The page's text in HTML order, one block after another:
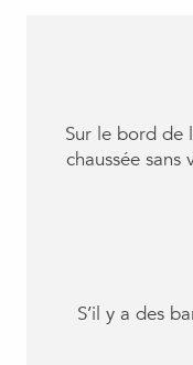
Sur le bord de
chaussée sans
S’il y a des